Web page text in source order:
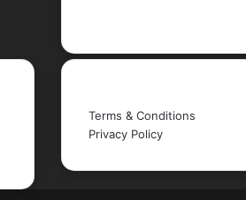
Terms & Conditions
Privacy Policy